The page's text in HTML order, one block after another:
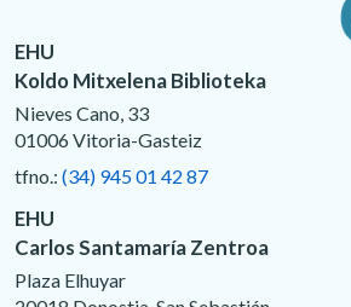
EHU
Koldo Mitxelena Biblioteka
Nieves Cano, 33
01006 Vitoria-Gasteiz
tfno.: (34) 945 01 42 87
EHU
Carlos Santamaría Zentroa
Plaza Elhuyar